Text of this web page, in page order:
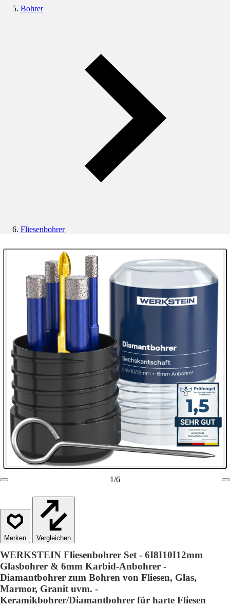
Bohrer
Fliesenbohrer
1/6
Vergleichen
WERKSTEIN Fliesenbohrer Set - 6I8I10I12mm
Glasbohrer & 6mm Karbid-Anbohrer -
Diamantbohrer zum Bohren von Fliesen, Glas,
Marmor, Granit uvm. -
Keramikbohrer/Diamantbohrer für harte Fliesen